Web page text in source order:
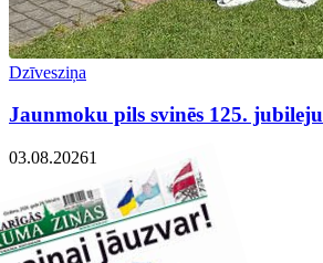
Dzīvesziņa
Jaunmoku pils svinēs 125. jubileju
03.08.20261